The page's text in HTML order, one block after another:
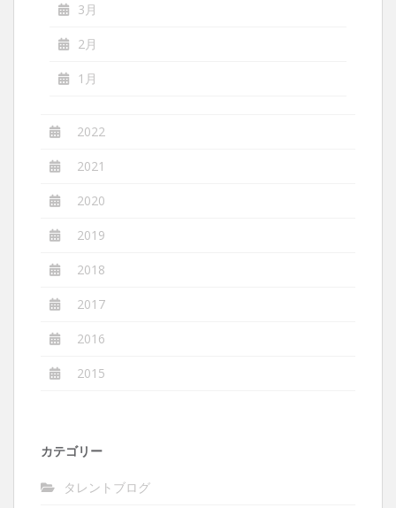
3月
2月
1月
2022
2021
2020
2019
2018
2017
2016
2015
カテゴリー
タレントブログ